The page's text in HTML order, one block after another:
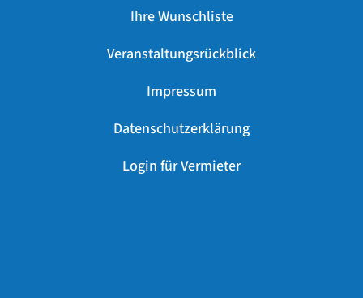
Ihre Wunschliste
Veranstaltungsrückblick
Impressum
Datenschutzerklärung
Login für Vermieter